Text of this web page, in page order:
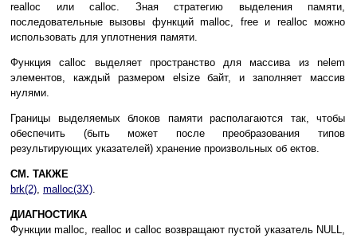
realloc или calloc. Зная стратегию выделения памяти,
последовательные вызовы функций malloc, free и realloc можно
использовать для уплотнения памяти.
Функция calloc выделяет пространство для массива из nelem
элементов, каждый размером elsize байт, и заполняет массив
нулями.
Границы выделяемых блоков памяти располагаются так, чтобы
обеспечить (быть может после преобразования типов
результирующих указателей) хранение произвольных об ектов.
СМ. ТАКЖЕ
brk(2), malloc(3X).
ДИАГНОСТИКА
Функции malloc, realloc и calloc возвращают пустой указатель NULL,